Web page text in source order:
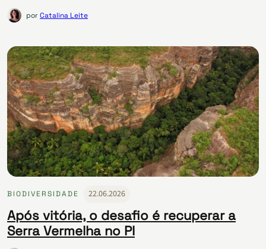
porCatalina Leite
BIODIVERSIDADE 22.06.2026
Após vitória, o desafio é recuperar a
Serra Vermelha no PI